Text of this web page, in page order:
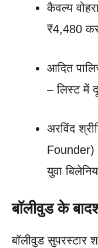
कैवल्य
₹4,480
आदित
– लिस्ट में
अरविंद
Founder)
युवा
बॉलीवुड के
बॉलीवुड सुपरस्टार